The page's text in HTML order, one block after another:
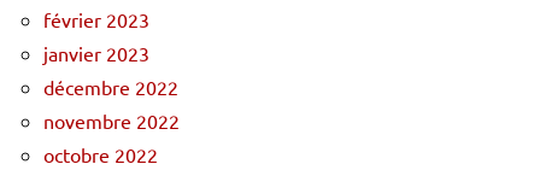
février 2023
janvier 2023
décembre 2022
novembre 2022
octobre 2022